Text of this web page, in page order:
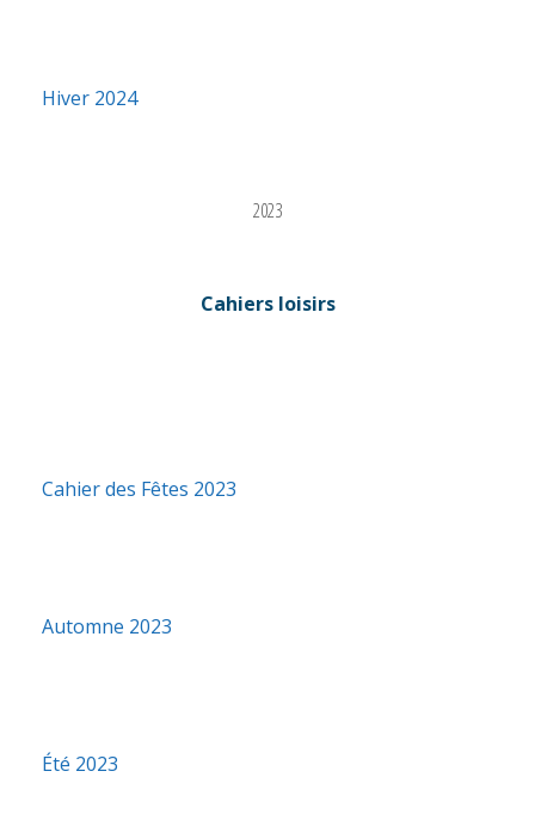
Hiver 2024
2023
Cahiers loisirs
Cahier des Fêtes 2023
Automne 2023
Été 2023